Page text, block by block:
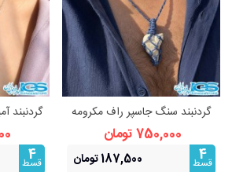
گردنبند سنگ جاسپر راف مکرومه
بافی فری سایز
750,000 تومان
4
قسط 187,500 تومان
گردنبند
4
قسط